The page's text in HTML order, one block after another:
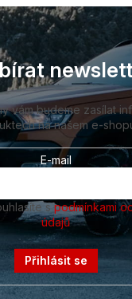
vám budeme zasílat
na našem e-
E-mail
spodmínkami
údajů
Přihlásit se